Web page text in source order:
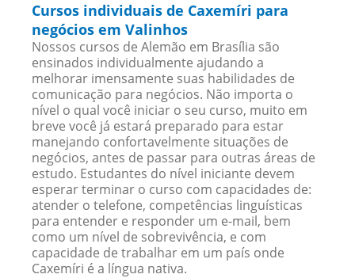
Cursos individuais de Caxemíri para
negócios em Valinhos
Nossos cursos de Alemão em Brasília são
ensinados individualmente ajudando a
melhorar imensamente suas habilidades de
comunicação para negócios. Não importa o
nível o qual você iniciar o seu curso, muito em
breve você já estará preparado para estar
manejando confortavelmente situações de
negócios, antes de passar para outras áreas de
estudo. Estudantes do nível iniciante devem
esperar terminar o curso com capacidades de:
atender o telefone, competências linguísticas
para entender e responder um e-mail, bem
como um nível de sobrevivência, e com
capacidade de trabalhar em um país onde
Caxemíri é a língua nativa.